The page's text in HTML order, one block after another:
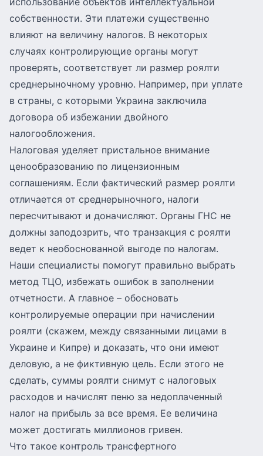
собственности. Эти платежи существенно
влияют на величину налогов. В некоторых
случаях контролирующие органы могут
проверять, соответствует ли размер роялти
среднерыночному уровню. Например, при уплате
в страны, с которыми Украина заключила
договора об избежании двойного
налогообложения.
Налоговая уделяет пристальное внимание
ценообразованию по лицензионным
соглашениям. Если фактический размер роялти
отличается от среднерыночного, налоги
пересчитывают и доначисляют. Органы ГНС не
должны заподозрить, что транзакция с роялти
ведет к необоснованной выгоде по налогам.
Наши специалисты помогут правильно выбрать
метод ТЦО, избежать ошибок в заполнении
отчетности. А главное – обосновать
контролируемые операции при начислении
роялти (скажем, между связанными лицами в
Украине и Кипре) и доказать, что они имеют
деловую, а не фиктивную цель. Если этого не
сделать, суммы роялти снимут с налоговых
расходов и начислят пеню за недоплаченный
налог на прибыль за все время. Ее величина
может достигать миллионов гривен.
Что такое контроль трансфертного